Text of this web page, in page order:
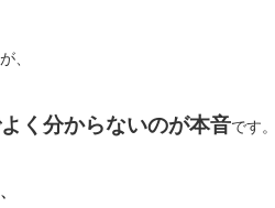
、
く分からないのが本音です。